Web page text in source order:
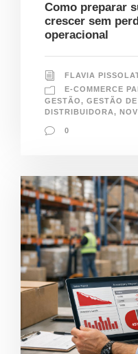
Como preparar
crescer sem
operacional
FLAVIA
E-COMMERCE
GESTÃO, GESTÃO
DISTRIBUIDORA,
0